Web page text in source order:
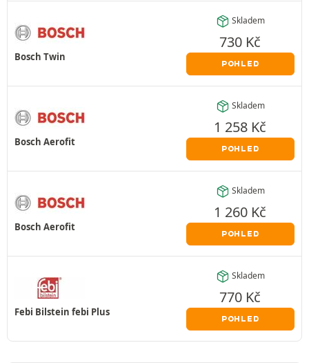
Bosch Twin
Skladem
730 Kč
POHLED
Bosch Aerofit
Skladem
1 258 Kč
POHLED
Bosch Aerofit
Skladem
1 260 Kč
POHLED
Febi Bilstein febi Plus
Skladem
770 Kč
POHLED